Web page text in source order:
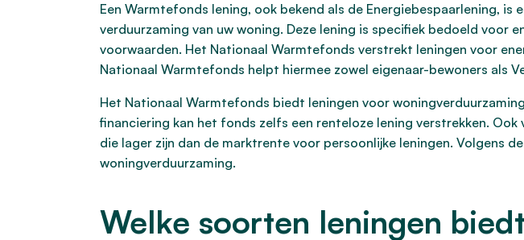
Een Warmtefonds lening, ook bekend als de Energiebespaarlening,
verduurzaming van uw woning. Deze lening is specifiek bedoeld
voorwaarden. Het Nationaal Warmtefonds verstrekt leningen voor
Nationaal Warmtefonds helpt hiermee zowel eigenaar-bewoners als
Het Nationaal Warmtefonds biedt leningen voor
financiering kan het fonds zelfs een renteloze lening verstrekken.
die lager zijn dan de marktrente voor persoonlijke leningen. Volgens de
woningverduurzaming.
Welke soorten leningen